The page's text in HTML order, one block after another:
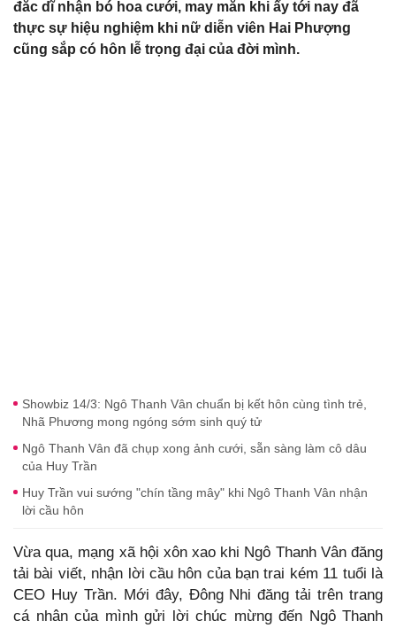
đắc dĩ nhận bó hoa cưới, may mắn khi ấy tới nay đã
thực sự hiệu nghiệm khi nữ diễn viên Hai Phượng
cũng sắp có hôn lễ trọng đại của đời mình.
Showbiz 14/3: Ngô Thanh Vân chuẩn bị kết hôn cùng tình trẻ,
Nhã Phương mong ngóng sớm sinh quý tử
Ngô Thanh Vân đã chụp xong ảnh cưới, sẵn sàng làm cô dâu
của Huy Trần
Huy Trần vui sướng "chín tầng mây" khi Ngô Thanh Vân nhận
lời cầu hôn
Vừa qua, mạng xã hội xôn xao khi Ngô Thanh Vân đăng
tải bài viết, nhận lời cầu hôn của bạn trai kém 11 tuổi là
CEO Huy Trần. Mới đây, Đông Nhi đăng tải trên trang
cá nhân của mình gửi lời chúc mừng đến Ngô Thanh